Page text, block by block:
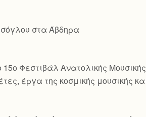
στα Άβδηρα
Φεστιβάλ Ανατολικής
έργα της κοσμικής μουσικής